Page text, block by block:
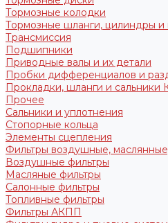
Тормозные колодки
Тормозные шланги, цилиндры
Трансмиссия
Подшипники
Приводные валы и их детали
Пробки дифференциалов и
Прокладки, шланги и
Прочее
Сальники и уплотнения
Стопорные кольца
Элементы сцепления
Фильтры воздушные,
Воздушные фильтры
Масляные фильтры
Салонные фильтры
Топливные фильтры
Фильтры АКПП